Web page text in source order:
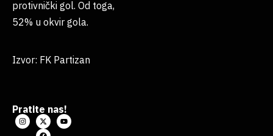
protivnički gol. Od toga,
52% u okvir gola.
Izvor: FK Partizan
Pratite nas!